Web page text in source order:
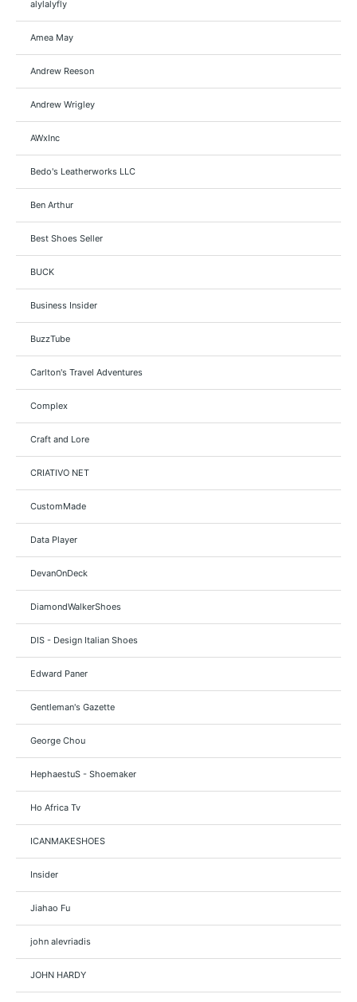
alylalyfly
Amea May
Andrew Reeson
Andrew Wrigley
AWxInc
Bedo's Leatherworks LLC
Ben Arthur
Best Shoes Seller
BUCK
Business Insider
BuzzTube
Carlton's Travel Adventures
Complex
Craft and Lore
CRIATIVO NET
CustomMade
Data Player
DevanOnDeck
DiamondWalkerShoes
DIS - Design Italian Shoes
Edward Paner
Gentleman's Gazette
George Chou
HephaestuS - Shoemaker
Ho Africa Tv
ICANMAKESHOES
Insider
Jiahao Fu
john alevriadis
JOHN HARDY